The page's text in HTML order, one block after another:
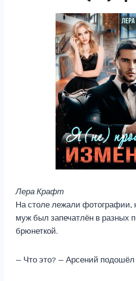
Лера Крафт
На столе лежали фотографии,
муж был запечатлён в разных
брюнеткой.
— Что это? — Арсений подошёл